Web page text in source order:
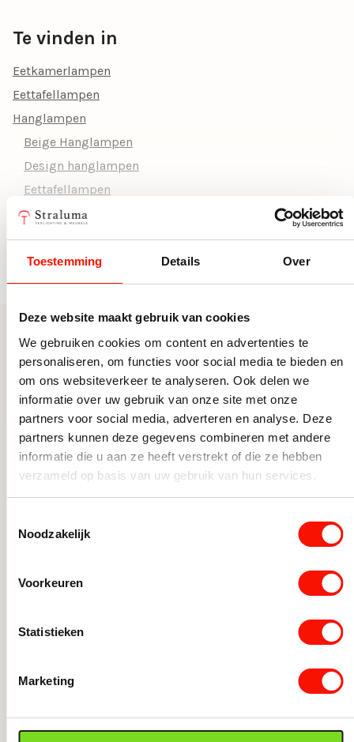
Toestemming Details Over
Deze website maakt gebruik van cookies
We gebruiken cookies om content en advertenties te
personaliseren, om functies voor social media te bieden en
om ons websiteverkeer te analyseren. Ook delen we
informatie over uw gebruik van onze site met onze
partners voor social media, adverteren en analyse. Deze
partners kunnen deze gegevens combineren met andere
informatie die u aan ze heeft verstrekt of die ze hebben
verzameld op basis van uw gebruik van hun services.
Noodzakelijk
Voorkeuren
Statistieken
Marketing
Kleur
Woonstijl
Vorm
Doorsnede Ø (cm)
Inclusief dimmer
Breedte (cm) 50
Te vinden in
Eetkamerlampen
Eettafellampen
Hanglampen
Beige Hanglampen
Design hanglampen
Eettafellampen
Hanglamp metaal
Hanglampen Woonkamer
Hanglampen keuken
Japandi hanglampen
Ronde Hanglampen
Verstelbare Hanglampen
Keukenlampen
Woonkamerlampen
Toon alle categorieën
Meer uit deze serie
Hanglamp Riva 3L rond platinum
446,-